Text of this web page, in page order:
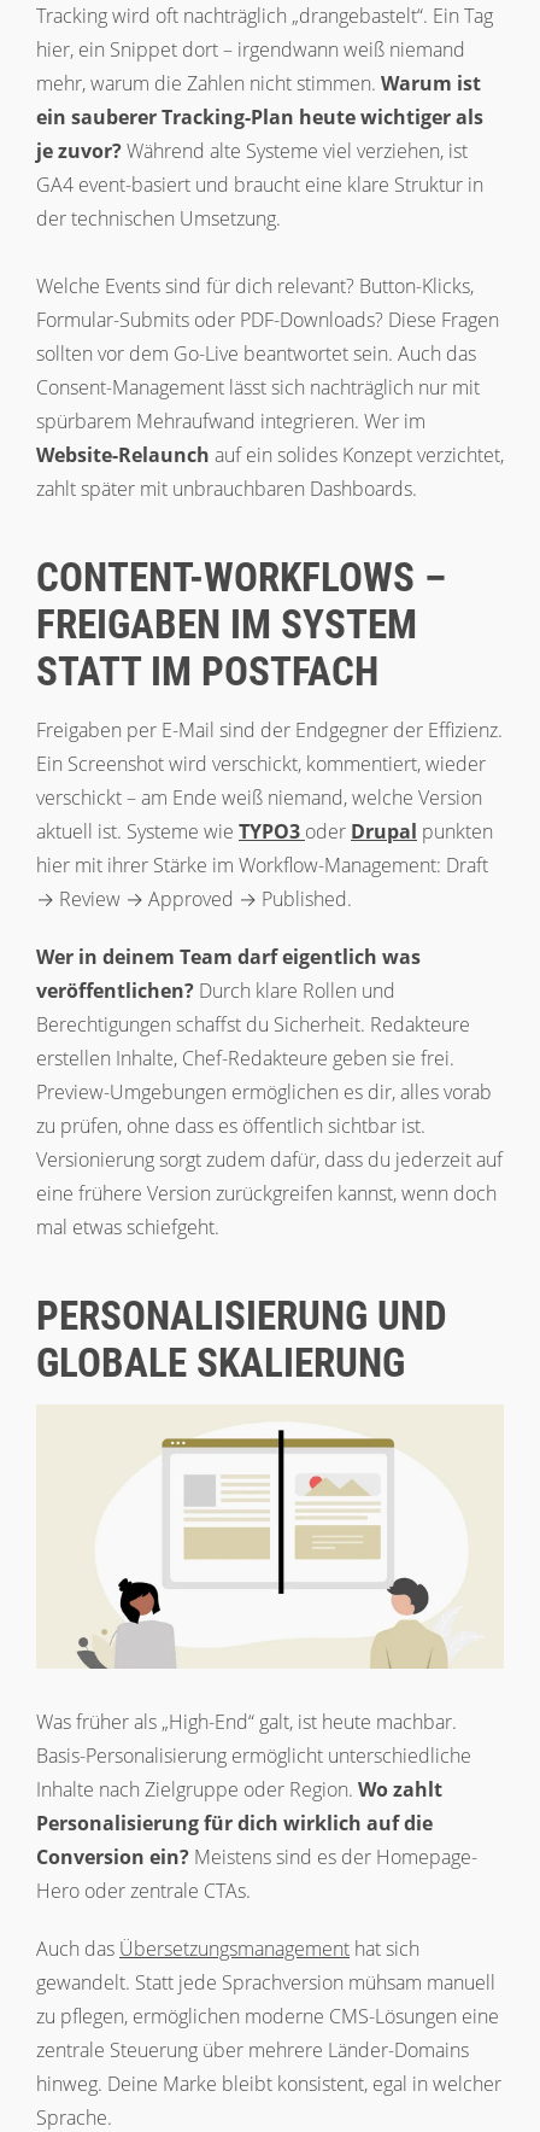
Tracking wird oft nachträglich „drangebastelt“. Ein Tag
hier, ein Snippet dort – irgendwann weiß niemand
mehr, warum die Zahlen nicht stimmen. Warum ist
ein sauberer Tracking-Plan heute wichtiger als
je zuvor?Während alte Systeme viel verziehen, ist
GA4 event-basiert und braucht eine klare Struktur in
der technischen Umsetzung.
Welche Events sind für dich relevant? Button-Klicks,
Formular-Submits oder PDF-Downloads? Diese Fragen
sollten vor dem Go-Live beantwortet sein. Auch das
Consent-Management lässt sich nachträglich nur mit
spürbarem Mehraufwand integrieren. Wer im
Website-Relaunch auf ein solides Konzept verzichtet,
zahlt später mit unbrauchbaren Dashboards.
CONTENT-WORKFLOWS –
FREIGABEN IM SYSTEM
STATT IM POSTFACH
Freigaben per E-Mail sind der Endgegner der Effizienz.
Ein Screenshot wird verschickt, kommentiert, wieder
verschickt – am Ende weiß niemand, welche Version
aktuell ist. Systeme wie TYPO3 oder Drupal punkten
hier mit ihrer Stärke im Workflow-Management: Draft
→ Review → Approved → Published.
Wer in deinem Team darf eigentlich was
veröffentlichen? Durch klare Rollen und
Berechtigungen schaffst du Sicherheit. Redakteure
erstellen Inhalte, Chef-Redakteure geben sie frei.
Preview-Umgebungen ermöglichen es dir, alles vorab
zu prüfen, ohne dass es öffentlich sichtbar ist.
Versionierung sorgt zudem dafür, dass du jederzeit auf
eine frühere Version zurückgreifen kannst, wenn doch
mal etwas schiefgeht.
PERSONALISIERUNG UND
GLOBALE SKALIERUNG
Was früher als „High-End“ galt, ist heute machbar.
Basis-Personalisierung ermöglicht unterschiedliche
Inhalte nach Zielgruppe oder Region. Wo zahlt
Personalisierung für dich wirklich auf die
Conversion ein? Meistens sind es der Homepage-
Hero oder zentrale CTAs.
Auch das Übersetzungsmanagement hat sich
gewandelt. Statt jede Sprachversion mühsam manuell
zu pflegen, ermöglichen moderne CMS-Lösungen eine
zentrale Steuerung über mehrere Länder-Domains
hinweg. Deine Marke bleibt konsistent, egal in welcher
Sprache.